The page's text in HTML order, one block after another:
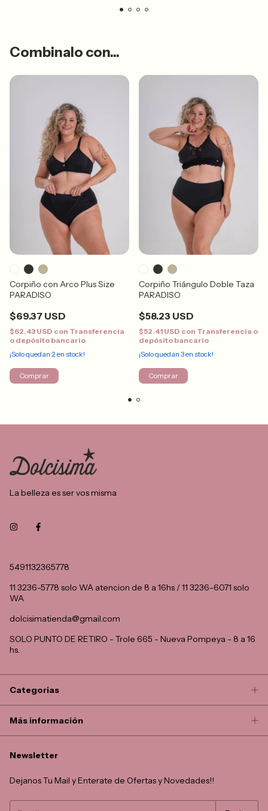
Combinalo con...
Corpiño con Arco Plus Size
PARADISO
$69.37 USD
$62.43 USD con Transferencia
o depósito bancario
¡Solo quedan 2 en stock!
Comprar
Corpiño Triángulo Doble Taza
PARADISO
$58.23 USD
$52.41 USD con Transferencia o
depósito bancario
¡Solo quedan 3en stock!
Comprar
La belleza es ser vos misma
5491132365778
11 3236-5778 solo WA atencion de 8 a 16hs / 11 3236-6071 solo
WA
dolcisimatienda@gmail.com
SOLO PUNTO DE RETIRO - Trole 665 - Nueva Pompeya - 8 a 16
hs.
Categorias
Más información
Newsletter
Dejanos Tu Mail y Enterate de Ofertas y Novedades!!